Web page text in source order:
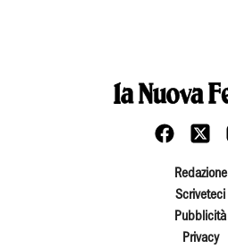
Redazione
Scriveteci
Pubblicità
Privacy